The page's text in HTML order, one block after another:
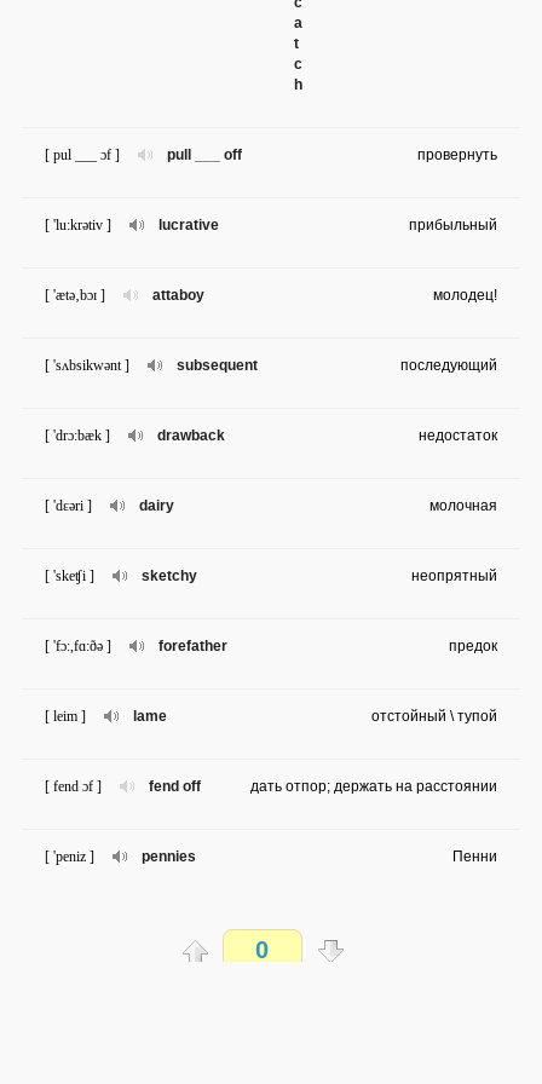
a
t
c
h
pull ___ off
[ pul ___ ɔf ] провернуть
lucrative
[ 'lu:krətiv ] прибыльный
attaboy
[ 'ætə‚bɔɪ ] молодец!
subsequent
[ 'sʌbsikwənt ] последующий
drawback
[ 'drɔ:bæk ] недостаток
dairy
[ 'dɛəri ] молочная
sketchy
[ 'skeʧi ] неопрятный
forefather
[ 'fɔ:,fɑ:ðə ] предок
lame
[ leim ] отстойный \ тупой
fend off
[ fend ɔf ] дать отпор; держать на расстоянии
pennies
[ 'peniz ] Пенни
0